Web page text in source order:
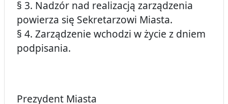
§ 3. Nadzór nad realizacją zarządzenia
powierza się Sekretarzowi Miasta.
§ 4. Zarządzenie wchodzi w życie z dniem
podpisania.
Prezydent Miasta